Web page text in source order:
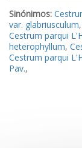
Sinónimos:
var. glabriusculum,
Cestrum parqui
heterophyllum,
Cestrum parqui
Pav.,